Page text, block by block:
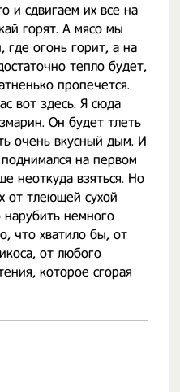
и сдвигаем их все на
горят. А мясо мы
огонь горит, а на
тепло будет,
пропечется.
вот здесь. Я сюда
Он будет тлеть
очень вкусный дым. И
на первом
неоткуда взяться. Но
от тлеющей сухой
немного
что хватило бы, от
от любого
которое сгорая